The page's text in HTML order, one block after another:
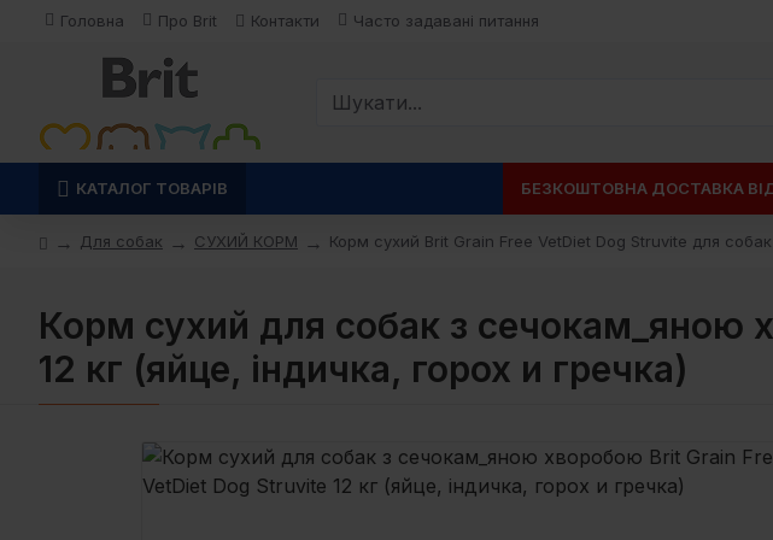
Головна Про Brit Контакти Часто задавані питання
КАТАЛОГ ТОВАРІВ БЕЗКОШТОВНА ДОСТАВКА
Для собак СУХИЙ КОРМ Корм сухий Brit Grain Free VetDiet Dog Struvite для
Корм сухий для собак з сечокам_яною
12 кг (яйце, індичка, горох и гречка)